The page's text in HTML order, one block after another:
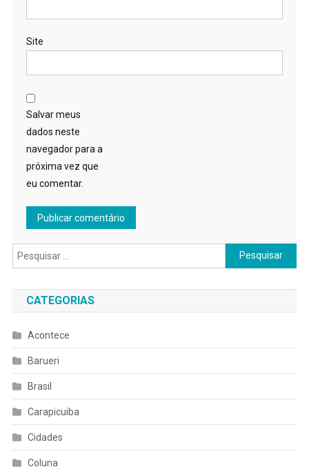
Site
Salvar meus
dados neste
navegador para a
próxima vez que
eu comentar.
Pesquisar
por:
CATEGORIAS
Acontece
Barueri
Brasil
Carapicuiba
Cidades
Coluna